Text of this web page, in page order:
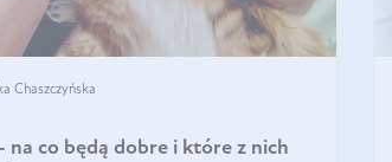
Chaszczyńska
na co będą dobre i które z nich